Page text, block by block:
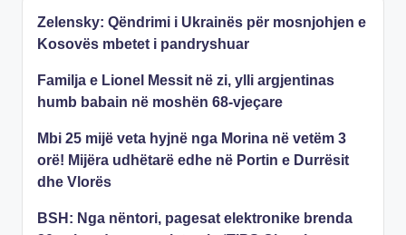
Zelensky: Qëndrimi i Ukrainës për mosnjohjen e
Kosovës mbetet i pandryshuar
Familja e Lionel Messit në zi, ylli argjentinas
humb babain në moshën 68-vjeçare
Mbi 25 mijë veta hyjnë nga Morina në vetëm 3
orë! Mijëra udhëtarë edhe në Portin e Durrësit
dhe Vlorës
BSH: Nga nëntori, pagesat elektronike brenda